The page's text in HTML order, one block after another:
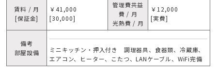
賃料 / 月
[保証金]
￥41,000
[30,000]
管理費共益
費 / 月
光熱費 / 月
￥12,000
[実費]
備考
部屋設備
ミニキッチン・押入付き 調理器具、食器類、冷蔵庫、
エアコン、ヒーター、こたつ、LANケーブル、WiFi完備